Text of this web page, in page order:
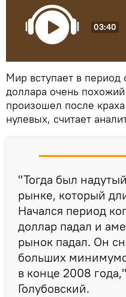
03:40
Мир вступает в период
доллара очень
произошел после
нулевых, считает
"Тогда был
рынке, который
Начался период
доллар падал и
рынок падал. Он
больших
в конце 2008
Голубовский.